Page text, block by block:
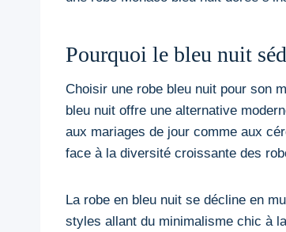
Pourquoi le bleu nuit
Choisir une robe bleu nuit pour son
bleu nuit offre une alternative
aux mariages de jour comme aux
face à la diversité croissante des
La robe en bleu nuit se décline en
styles allant du minimalisme chic à